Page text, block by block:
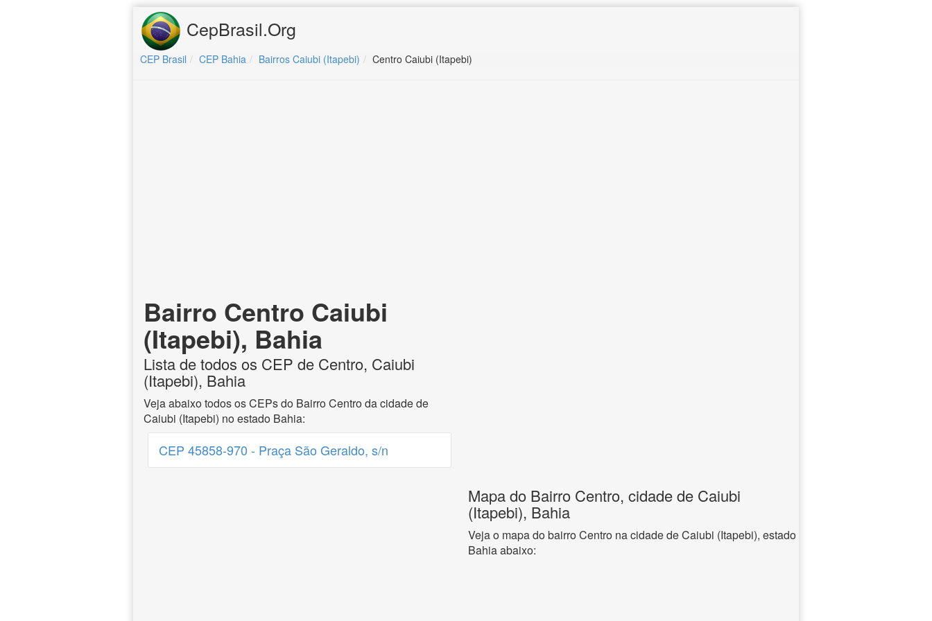
CepBrasil.Org
CEP Brasil CEP Bahia Bairros Caiubi (Itapebi) Centro Caiubi (Itapebi)
Bairro Centro Caiubi
(Itapebi), Bahia
Lista de todos os CEP de Centro, Caiubi
(Itapebi), Bahia
Veja abaixo todos os CEPs do Bairro Centro da cidade de
Caiubi (Itapebi) no estado Bahia:
CEP 45858-970 - Praça São Geraldo, s/n
Mapa do Bairro Centro, cidade de Caiubi
(Itapebi), Bahia
Veja o mapa do bairro Centro na cidade de Caiubi (Itapebi), estado
Bahia abaixo: